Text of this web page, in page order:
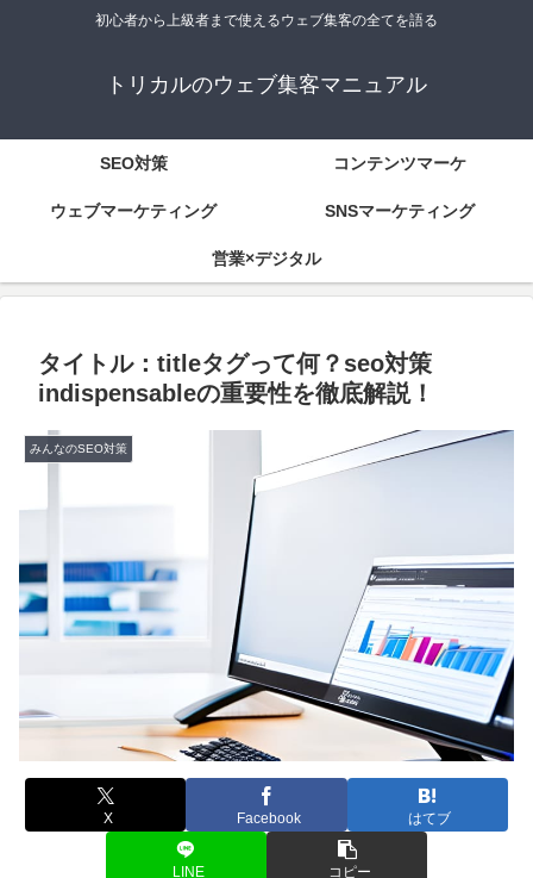
初心者から上級者まで使えるウェブ集客の全てを語る
トリカルのウェブ集客マニュアル
SEO対策 コンテンツマーケ
ウェブマーケティング SNSマーケティング
営業×デジタル
タイトル：titleタグって何？seo対策
indispensableの重要性を徹底解説！
みんなのSEO対策
X Facebook はてブ
LINE コピー